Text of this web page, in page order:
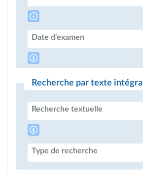
Date d'examen
Recherche par texte intégral
Recherche textuelle
Type de recherche